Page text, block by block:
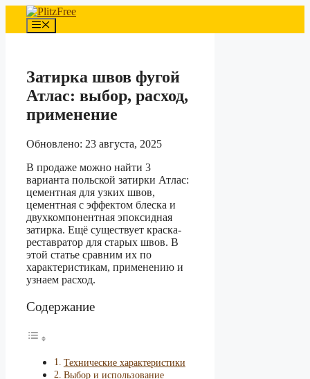
Перейти
содержимому
Меню
Затирка швов фугой
Атлас: выбор, расход,
применение
Обновлено: 23 августа, 2025
В продаже можно найти 3
варианта польской затирки Атлас:
цементная для узких швов,
цементная с эффектом блеска и
двухкомпонентная эпоксидная
затирка. Ещё существует краска-
реставратор для старых швов. В
этой статье сравним их по
характеристикам, применению и
узнаем расход.
Содержание
Технические характеристики
Выбор и использование